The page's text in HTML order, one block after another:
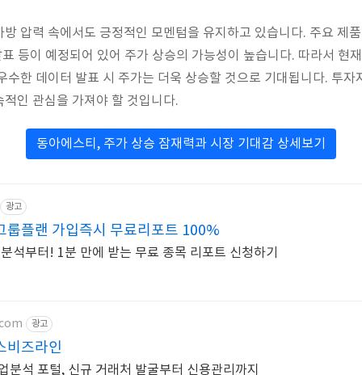
압력 속에서도 긍정적인 모멘텀을 유지하고 있습니다. 주요 제
등이 예정되어 있어 주가 상승의 가능성이 높습니다. 따라서 현
수한 데이터 발표 시 주가는 더욱 상승할 것으로 기대됩니다. 투자
인 관심을 가져야 할 것입니다.
동아에스티, 주가 상승 잠재력과 시장 기대감 상세보기
광고
룹플랜 가입즉시 무료리포트 100%
석부터! 1분 만에 받는 무료 종목 리포트 신청하기
광고
비즈라인
석 포털, 신규 거래처 발굴부터 신용관리까지